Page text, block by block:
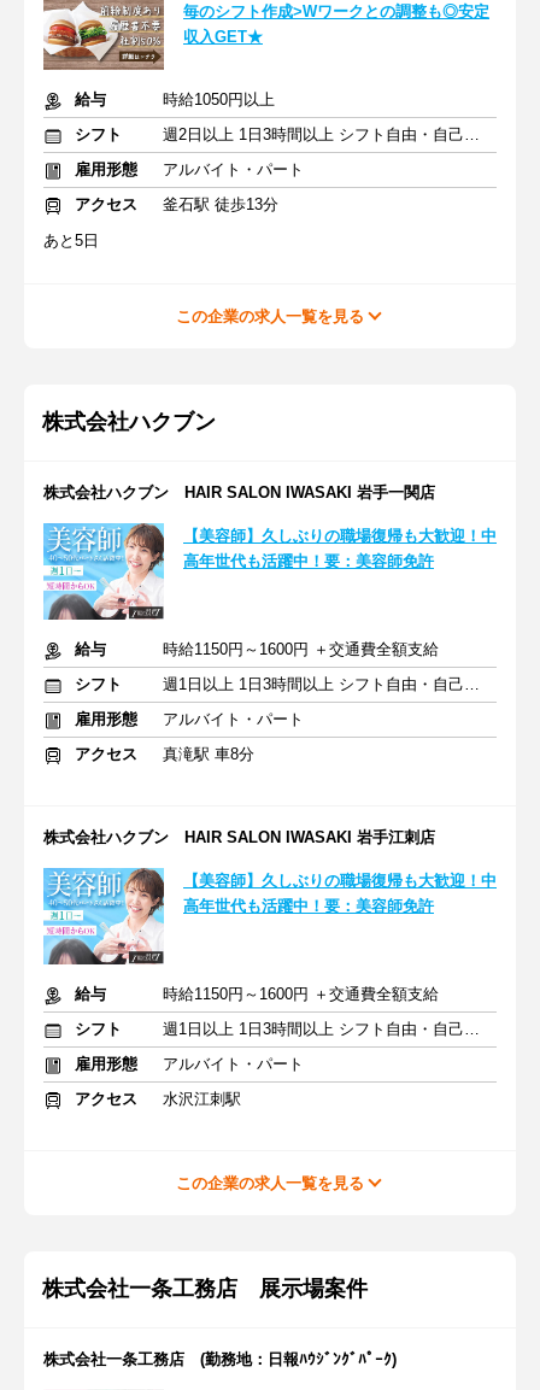
毎のシフト作成>Wワークとの調整も◎安定
収入GET★
給与
時給1050円以上
シフト
週2日以上 1日3時間以上 シフト自由・自己申告
雇用形態
アルバイト・パート
アクセス
釜石駅 徒歩13分
あと5日
この企業の求人一覧を見る
株式会社ハクブン
株式会社ハクブン HAIR SALON IWASAKI 岩手一関店
【美容師】久しぶりの職場復帰も大歓迎！中
高年世代も活躍中！要：美容師免許
給与
時給1150円～1600円 ＋交通費全額支給
シフト
週1日以上 1日3時間以上 シフト自由・自己申告
雇用形態
アルバイト・パート
アクセス
真滝駅 車8分
株式会社ハクブン HAIR SALON IWASAKI 岩手江刺店
【美容師】久しぶりの職場復帰も大歓迎！中
高年世代も活躍中！要：美容師免許
給与
時給1150円～1600円 ＋交通費全額支給
シフト
週1日以上 1日3時間以上 シフト自由・自己申告
雇用形態
アルバイト・パート
アクセス
水沢江刺駅
この企業の求人一覧を見る
株式会社一条工務店 展示場案件
株式会社一条工務店 (勤務地：日報ﾊｳｼﾞﾝｸﾞﾊﾟｰｸ)